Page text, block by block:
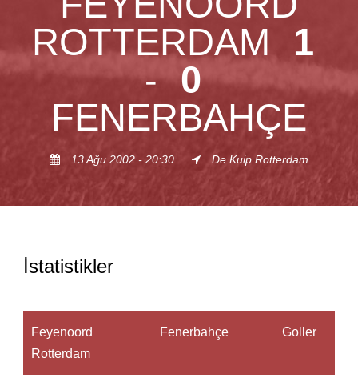
ROTTERDAM
1
- 0
FENERBAHÇE
13 Ağu 2002 - 20:30 De Kuip Rotterdam
İstatistikler
Feyenoord
Rotterdam
Fenerbahçe Goller